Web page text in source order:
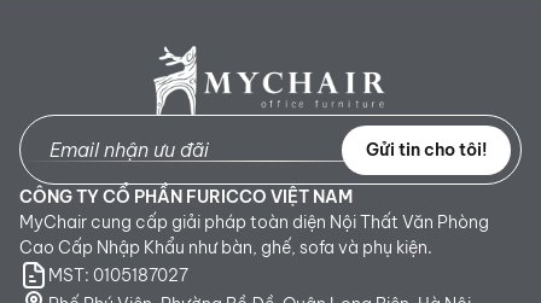
Gửi tin cho tôi!
CÔNG TY CỔ PHẦN FURICCO VIỆT NAM
MyChair cung cấp giải pháp toàn diện Nội Thất Văn Phòng
Cao Cấp Nhập Khẩu như bàn, ghế, sofa và phụ kiện.
MST: 0105187027